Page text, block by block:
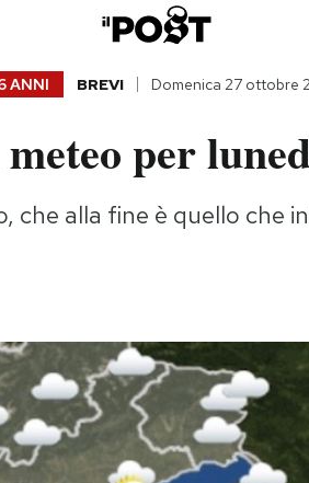
ANNI BREVI Domenica 27 ottobre
per
che alla fine è quello che